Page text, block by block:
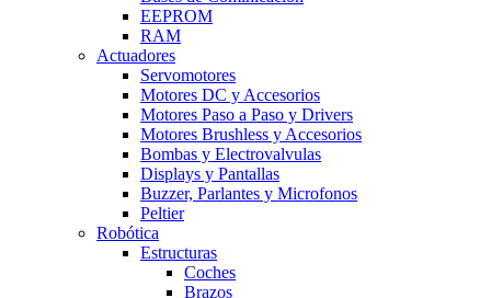
EEPROM
RAM
Actuadores
Servomotores
Motores DC y Accesorios
Motores Paso a Paso y Drivers
Motores Brushless y Accesorios
Bombas y Electrovalvulas
Displays y Pantallas
Buzzer, Parlantes y Microfonos
Peltier
Robótica
Estructuras
Coches
Brazos